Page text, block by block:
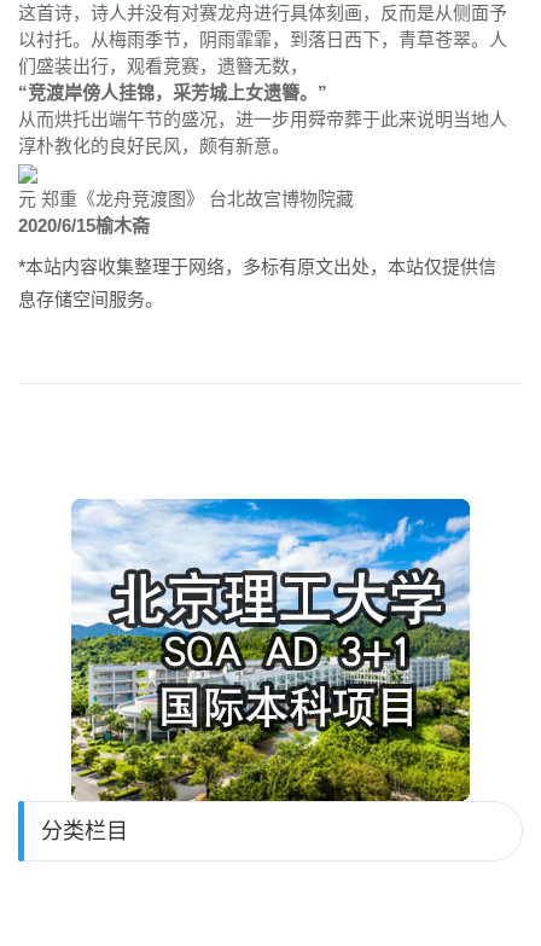
这首诗，诗人并没有对赛龙舟进行具体刻画，反而是从侧面予
以衬托。从梅雨季节，阴雨霏霏，到落日西下，青草苍翠。人
们盛装出行，观看竞赛，遗簪无数，
“竞渡岸傍人挂锦，采芳城上女遗簪。”
从而烘托出端午节的盛况，进一步用舜帝葬于此来说明当地人
淳朴教化的良好民风，颇有新意。
元 郑重《龙舟竞渡图》 台北故宫博物院藏
2020/6/15榆木斋
*本站内容收集整理于网络，多标有原文出处，本站仅提供信
息存储空间服务。
分类栏目